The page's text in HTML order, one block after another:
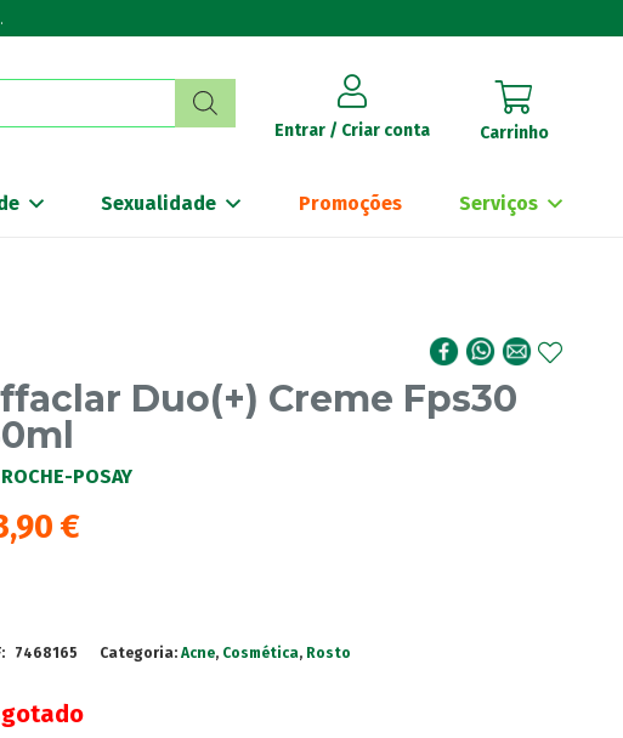
Entrar / Criar conta Carrinho
Sexualidade Promoções Serviços
Duo(+) Creme Fps30
POSAY
€
7468165 Categoria: Acne, Cosmética, Rosto